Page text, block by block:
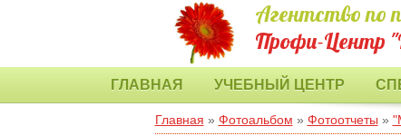
Агентство по
Профи-Центр
ГЛАВНАЯ УЧЕБНЫЙ ЦЕНТР
Главная » Фотоальбом » Фотоотчеты »